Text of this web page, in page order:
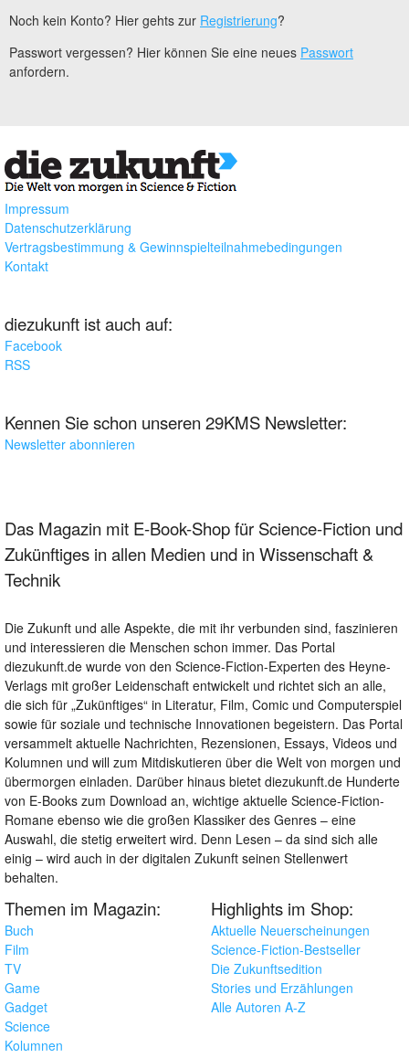
Noch kein Konto? Hier gehts zur Registrierung?
Passwort vergessen? Hier können Sie eine neues Passwort
anfordern.
Impressum
Datenschutzerklärung
Vertragsbestimmung & Gewinnspielteilnahmebedingungen
Kontakt
diezukunft ist auch auf:
Facebook
RSS
Kennen Sie schon unseren 29KMS Newsletter:
Newsletter abonnieren
Das Magazin mit E-Book-Shop für Science-Fiction und
Zukünftiges in allen Medien und in Wissenschaft &
Technik
Die Zukunft und alle Aspekte, die mit ihr verbunden sind, faszinieren
und interessieren die Menschen schon immer. Das Portal
diezukunft.de wurde von den Science-Fiction-Experten des Heyne-
Verlags mit großer Leidenschaft entwickelt und richtet sich an alle,
die sich für „Zukünftiges“ in Literatur, Film, Comic und Computerspiel
sowie für soziale und technische Innovationen begeistern. Das Portal
versammelt aktuelle Nachrichten, Rezensionen, Essays, Videos und
Kolumnen und will zum Mitdiskutieren über die Welt von morgen und
übermorgen einladen. Darüber hinaus bietet diezukunft.de Hunderte
von E-Books zum Download an, wichtige aktuelle Science-Fiction-
Romane ebenso wie die großen Klassiker des Genres – eine
Auswahl, die stetig erweitert wird. Denn Lesen – da sind sich alle
einig – wird auch in der digitalen Zukunft seinen Stellenwert
behalten.
Themen im Magazin:
Buch
Film
TV
Game
Gadget
Science
Kolumnen
Highlights im Shop:
Aktuelle Neuerscheinungen
Science-Fiction-Bestseller
Die Zukunftsedition
Stories und Erzählungen
Alle Autoren A-Z